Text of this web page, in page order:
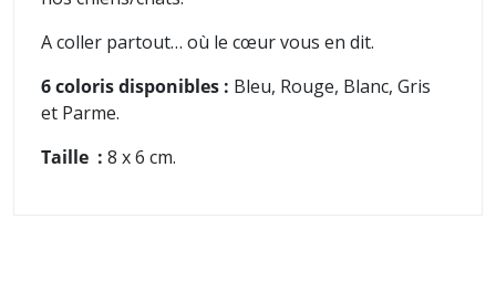
A coller partout… où le cœur vous en dit.
6 coloris disponibles : Bleu, Rouge, Blanc, Gris
et Parme.
Taille : 8 x 6 cm.